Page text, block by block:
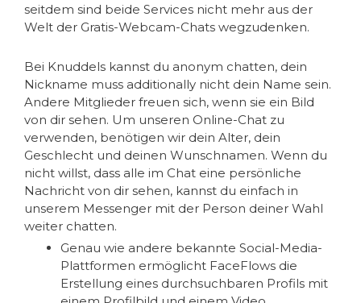
seitdem sind beide Services nicht mehr aus der
Welt der Gratis-Webcam-Chats wegzudenken.
Bei Knuddels kannst du anonym chatten, dein
Nickname muss additionally nicht dein Name sein.
Andere Mitglieder freuen sich, wenn sie ein Bild
von dir sehen. Um unseren Online-Chat zu
verwenden, benötigen wir dein Alter, dein
Geschlecht und deinen Wunschnamen. Wenn du
nicht willst, dass alle im Chat eine persönliche
Nachricht von dir sehen, kannst du einfach in
unserem Messenger mit der Person deiner Wahl
weiter chatten.
Genau wie andere bekannte Social-Media-
Plattformen ermöglicht FaceFlows die
Erstellung eines durchsuchbaren Profils mit